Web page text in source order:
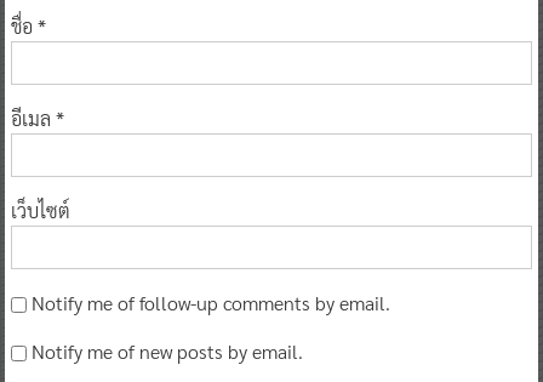
ชื่อ *
อีเมล *
เว็บไซต์
Notify me of follow-up comments by email.
Notify me of new posts by email.